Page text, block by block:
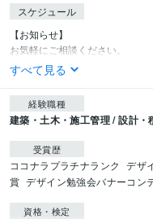
スケジュール
【お知らせ】
お気軽にご相談ください。
すべて見る
経験職種
建築・土木・施工管理 / 設計・
受賞歴
ココナラプラチナランク
デザ
賞 デザイン勉強会バナーコン
資格・検定